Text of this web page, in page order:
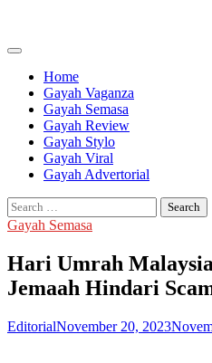
content
Home
Gayah Vaganza
Gayah Semasa
Gayah Review
Gayah Stylo
Gayah Viral
Gayah Advertorial
Search
for:
Gayah Semasa
Hari Umrah
Jemaah Hindari
EditorialNovember 20, 2023